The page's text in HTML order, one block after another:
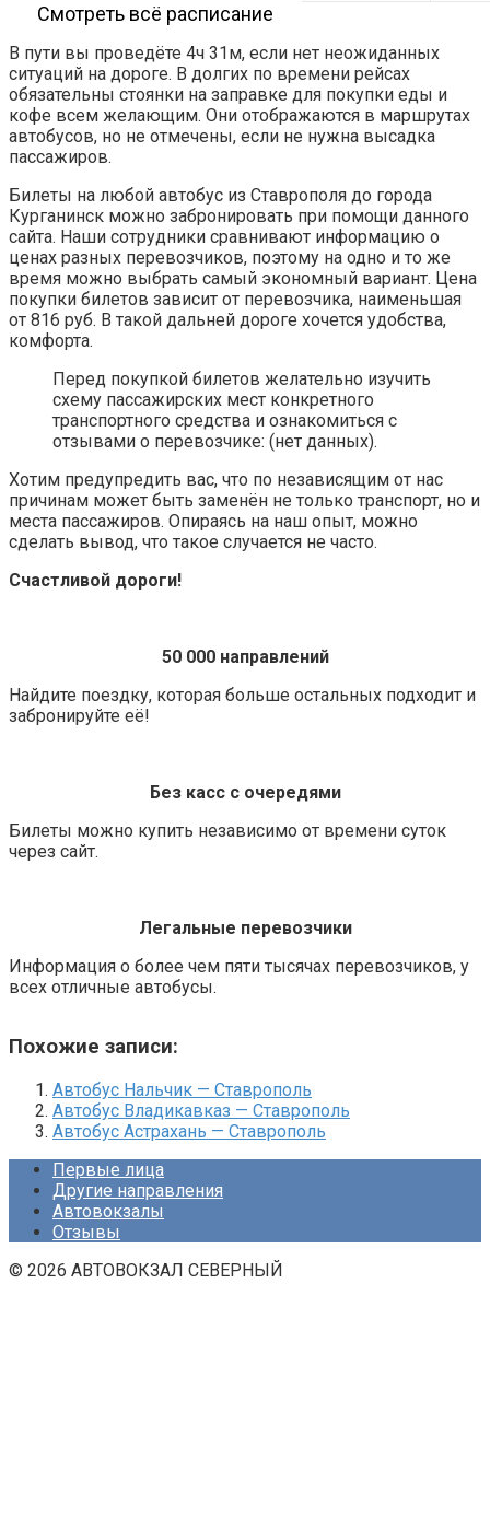
Смотреть всё расписание
В пути вы проведёте 4ч 31м, если нет неожиданных
ситуаций на дороге. В долгих по времени рейсах
обязательны стоянки на заправке для покупки еды и
кофе всем желающим. Они отображаются в маршрутах
автобусов, но не отмечены, если не нужна высадка
пассажиров.
Билеты на любой автобус из Ставрополя до города
Курганинск можно забронировать при помощи данного
сайта. Наши сотрудники сравнивают информацию о
ценах разных перевозчиков, поэтому на одно и то же
время можно выбрать самый экономный вариант. Цена
покупки билетов зависит от перевозчика, наименьшая
от 816 руб. В такой дальней дороге хочется удобства,
комфорта.
Перед покупкой билетов желательно изучить
схему пассажирских мест конкретного
транспортного средства и ознакомиться с
отзывами о перевозчике: (нет данных).
Хотим предупредить вас, что по независящим от нас
причинам может быть заменён не только транспорт, но и
места пассажиров. Опираясь на наш опыт, можно
сделать вывод, что такое случается не часто.
Счастливой дороги!
50 000 направлений
Найдите поездку, которая больше остальных подходит и
забронируйте её!
Без касс с очередями
Билеты можно купить независимо от времени суток
через сайт.
Легальные перевозчики
Информация о более чем пяти тысячах перевозчиков, у
всех отличные автобусы.
Похожие записи:
Автобус Нальчик — Ставрополь
Автобус Владикавказ — Ставрополь
Автобус Астрахань — Ставрополь
Первые лица
Другие направления
Автовокзалы
Отзывы
© 2026 АВТОВОКЗАЛ СЕВЕРНЫЙ